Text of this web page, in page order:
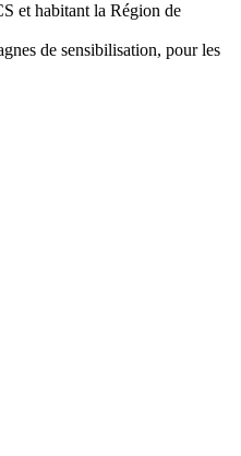
et habitant la Région de
de sensibilisation, pour les